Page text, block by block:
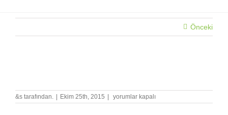
Önceki
&s tarafından. Ekim 25th, 2015
Shenco
Telefon
yorumlar kapalı